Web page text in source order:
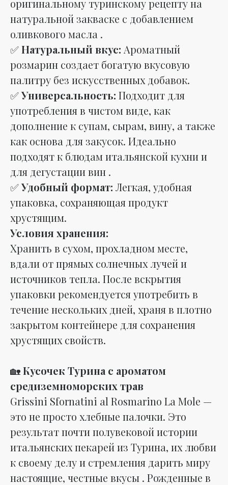
оригинальному туринскому рецепту на
натуральной закваске с добавлением
оливкового масла .
✅Натуральный вкус: Ароматный
розмарин создает богатую вкусовую
палитру без искусственных добавок.
✅Универсальность: Подходит для
употребления в чистом виде, как
дополнение к супам, сырам, вину, а также
как основа для закусок. Идеально
подходят к блюдам итальянской кухни и
для дегустации вин .
✅Удобный формат: Легкая, удобная
упаковка, сохраняющая продукт
хрустящим.
Условия хранения:
Хранить в сухом, прохладном месте,
вдали от прямых солнечных лучей и
источников тепла. После вскрытия
упаковки рекомендуется употребить в
течение нескольких дней, храня в плотно
закрытом контейнере для сохранения
хрустящих свойств.
🏡Кусочек Турина с ароматом
средиземноморских трав
Grissini Sfornatini al Rosmarino La Mole —
это не просто хлебные палочки. Это
результат почти полувековой истории
итальянских пекарей из Турина, их любви
к своему делу и стремления дарить миру
настоящие, честные вкусы . Рожденные в